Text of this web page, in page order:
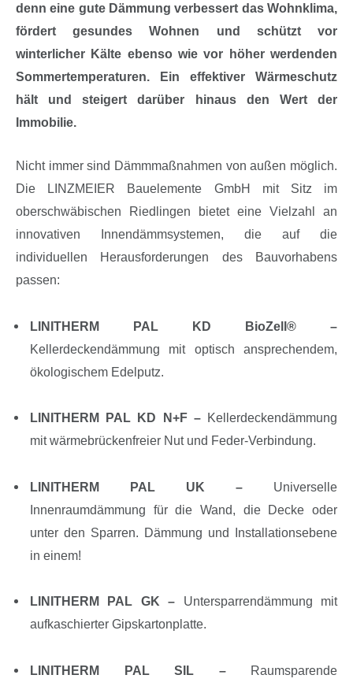
denn eine gute Dämmung verbessert das Wohnklima,
fördert gesundes Wohnen und schützt vor
winterlicher Kälte ebenso wie vor höher werdenden
Sommertemperaturen. Ein effektiver Wärmeschutz
hält und steigert darüber hinaus den Wert der
Immobilie.
Nicht immer sind Dämmmaßnahmen von außen möglich.
Die LINZMEIER Bauelemente GmbH mit Sitz im
oberschwäbischen Riedlingen bietet eine Vielzahl an
innovativen Innendämmsystemen, die auf die
individuellen Herausforderungen des Bauvorhabens
passen:
LINITHERM PAL KD BioZell ® –
Kellerdeckendämmung mit optisch ansprechendem,
ökologischem Edelputz.
LINITHERM PAL KD N+F – Kellerdeckendämmung
mit wärmebrückenfreier Nut und Feder-Verbindung.
LINITHERM PAL UK – Universelle
Innenraumdämmung für die Wand, die Decke oder
unter den Sparren. Dämmung und Installationsebene
in einem!
LINITHERM PAL GK – Untersparrendämmung mit
aufkaschierter Gipskartonplatte.
LINITHERM PAL SIL –
Raumsparende